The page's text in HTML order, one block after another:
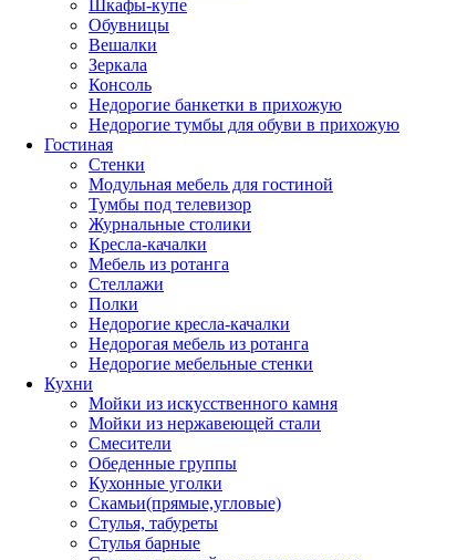
Шкафы-купе
Обувницы
Вешалки
Зеркала
Консоль
Недорогие банкетки в прихожую
Недорогие тумбы для обуви в прихожую
Гостиная
Стенки
Модульная мебель для гостиной
Тумбы под телевизор
Журнальные столики
Кресла-качалки
Мебель из ротанга
Стеллажи
Полки
Недорогие кресла-качалки
Недорогая мебель из ротанга
Недорогие мебельные стенки
Кухни
Мойки из искусственного камня
Мойки из нержавеющей стали
Смесители
Обеденные группы
Кухонные уголки
Скамьи(прямые,угловые)
Стулья, табуреты
Стулья барные